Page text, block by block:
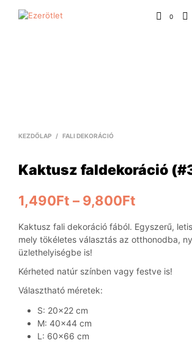
0
KEZDŐLAP / FALI DEKORÁCIÓ
Kaktusz faldekoráció
1,490Ft – 9,800Ft
Kaktusz fali dekoráció fából. Egyszerű,
mely tökéletes választás az otthonodba,
üzlethelyiségbe is!
Kérheted natúr színben vagy festve is!
Választható méretek:
S: 20×22 cm
M: 40×44 cm
L: 60×66 cm